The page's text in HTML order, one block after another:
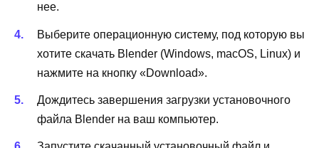
нее.
Выберите операционную систему, под которую вы
хотите скачать Blender (Windows, macOS, Linux) и
нажмите на кнопку «Download».
Дождитесь завершения загрузки установочного
файла Blender на ваш компьютер.